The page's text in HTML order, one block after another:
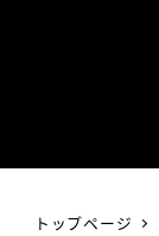
トップページ